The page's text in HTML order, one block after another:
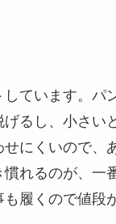
ています。パ
げるし、小さい
にくいので、
慣れるのが、一
履くので値段